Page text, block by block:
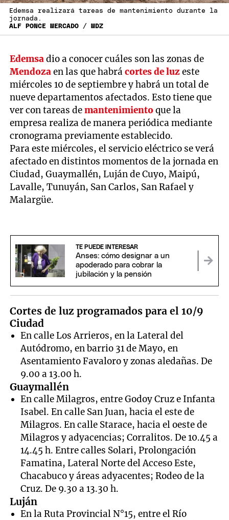
Edemsa realizará tareas de mantenimiento durante la
jornada.
ALF PONCE MERCADO / MDZ
Edemsadio a conocer cuáles son las zonas de
Mendozaen las que habrácortes de luz este
miércoles 10 de septiembre y habrá un total de
nueve departamentos afectados. Esto tiene que
ver con tareas demantenimientoque la
empresa realiza de manera periódica mediante
cronograma previamente establecido.
Para este miércoles, el servicio eléctrico se verá
afectado en distintos momentos de la jornada en
Ciudad, Guaymallén, Luján de Cuyo, Maipú,
Lavalle, Tunuyán, San Carlos, San Rafael y
Malargüe.
TE PUEDE INTERESAR
Anses: cómo designar a un
apoderado para cobrar la
jubilación y la pensión
Cortes de luz programados para el 10/9
Ciudad
En calle Los Arrieros, en la Lateral del
Autódromo, en barrio 31 de Mayo, en
Asentamiento Favaloro y zonas aledañas. De
9.00 a 13.00 h.
Guaymallén
En calle Milagros, entre Godoy Cruz e Infanta
Isabel. En calle San Juan, hacia el este de
Milagros. En calle Starace, hacia el oeste de
Milagros y adyacencias; Corralitos. De 10.45 a
14.45 h. Entre calles Solari, Prolongación
Famatina, Lateral Norte del Acceso Este,
Chacabuco y áreas adyacentes; Rodeo de la
Cruz. De 9.30 a 13.30 h.
Luján
En la Ruta Provincial N°15, entre el Río